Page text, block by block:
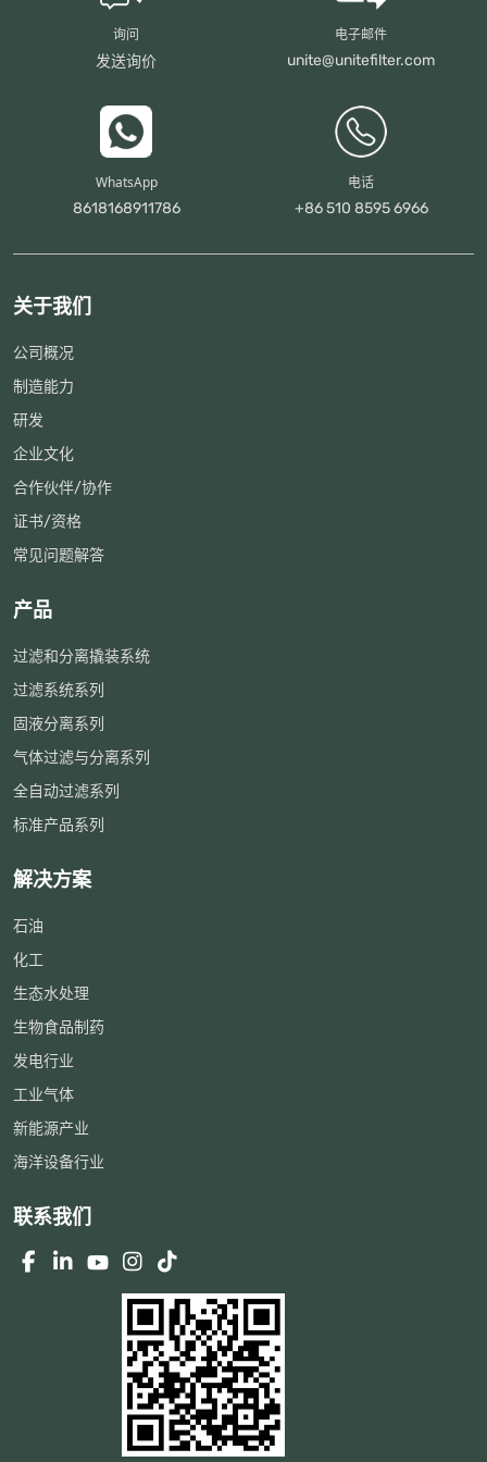
询问
发送询价
电子邮件
unite@unitefilter.com
WhatsApp
8618168911786
电话
+86 510 8595 6966
关于我们
公司概况
制造能力
研发
企业文化
合作伙伴/协作
证书/资格
常见问题解答
产品
过滤和分离撬装系统
过滤系统系列
固液分离系列
气体过滤与分离系列
全自动过滤系列
标准产品系列
解决方案
石油
化工
生态水处理
生物食品制药
发电行业
工业气体
新能源产业
海洋设备行业
联系我们